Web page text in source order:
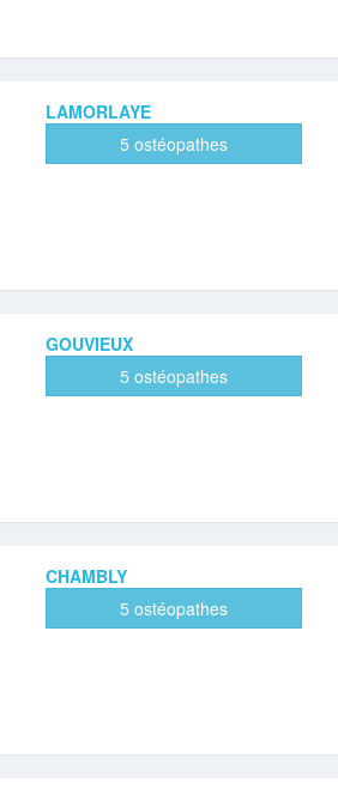
LAMORLAYE
5 ostéopathes
GOUVIEUX
5 ostéopathes
CHAMBLY
5 ostéopathes